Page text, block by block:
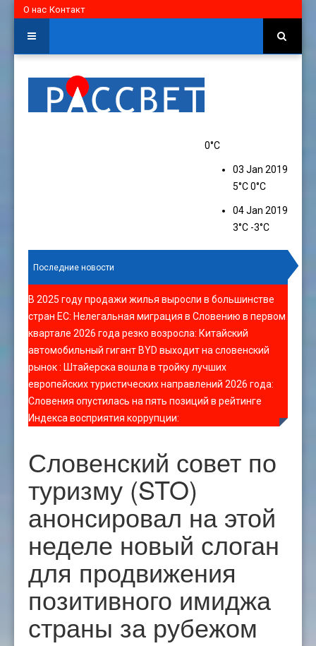
О нас Контакт
0°C
03 Jan 2019
5°C0°C
04 Jan 2019
3°C -3°C
Последние новости
В 2025 году продажи жилья выросли в большинстве
стран ЕС: Нелегальная миграция в Словению в первом
квартале 2026 года резко возросла: Китайский
автомобильный гигант BYD выходит на словенский
рынок: Штайерска вошла в тройку лучших
европейских туристических направлений 2026 года:
Словения опустилась на пять позиций в рейтинге
Индекса восприятия коррупции:
Словенский совет по
туризму (STO)
анонсировал на этой
неделе новый слоган
для продвижения
позитивного имиджа
страны за рубежом